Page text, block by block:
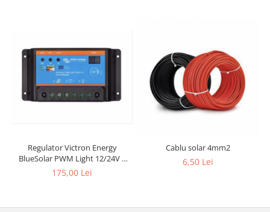
Regulator Victron Energy
BlueSolar PWM Light 12/24V –
5A
175,00 Lei
Cablu solar 4mm2
6,50 Lei